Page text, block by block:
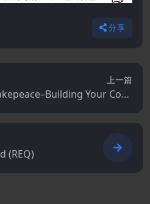
分享
上一篇
Your Copy
(REQ)